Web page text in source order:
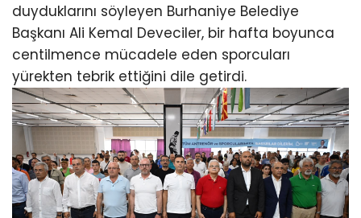
duyduklarını söyleyen Burhaniye Belediye
Başkanı Ali Kemal Deveciler, bir hafta boyunca
centilmence mücadele eden sporcuları
yürekten tebrik ettiğini dile getirdi.